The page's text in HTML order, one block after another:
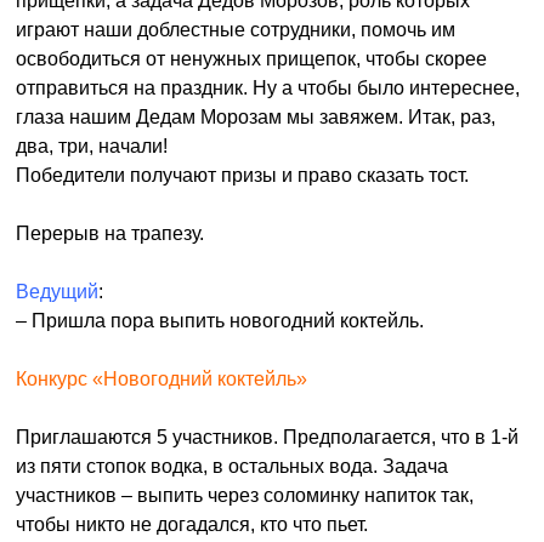
играют наши доблестные сотрудники, помочь им
освободиться от ненужных прищепок, чтобы скорее
отправиться на праздник. Ну а чтобы было интереснее,
глаза нашим Дедам Морозам мы завяжем. Итак, раз,
два, три, начали!
Победители получают призы и право сказать тост.
Перерыв на трапезу.
Ведущий:
– Пришла пора выпить новогодний коктейль.
Конкурс «Новогодний коктейль»
Приглашаются 5 участников. Предполагается, что в 1-й
из пяти стопок водка, в остальных вода. Задача
участников – выпить через соломинку напиток так,
чтобы никто не догадался, кто что пьет.